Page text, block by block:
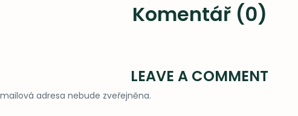
Komentář (0)
LEAVE A COMMENT
adresa nebude zveřejněna.